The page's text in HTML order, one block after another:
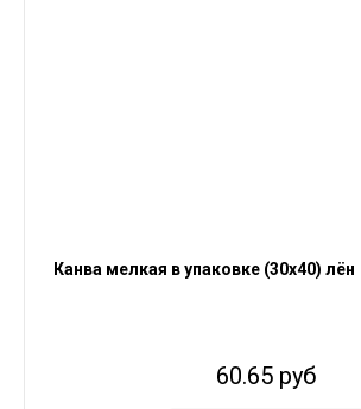
Канва мелкая в упаковке (30х40) лён
60.65 руб